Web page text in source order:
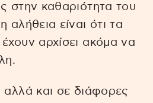
στην καθαριότητα του
αλήθεια είναι ότι τα
αρχίσει ακόμα να
αλλά και σε διάφορες